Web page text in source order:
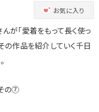
お気に入り
が「愛着をもって長く使っ
の作品を紹介していく千日
の⑦